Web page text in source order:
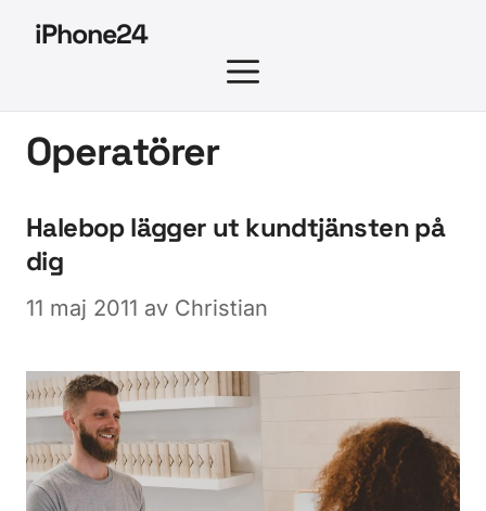
iPhone24
MENY
Operatörer
Halebop lägger ut kundtjänsten på
dig
11 maj 2011 av Christian